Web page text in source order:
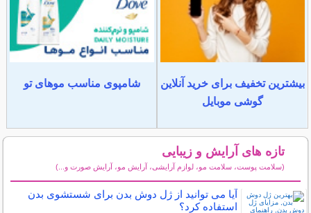
بیشترین تخفیف برای خرید آنلاین
گوشی موبایل
شامپوی مناسب موهای تو
تازه های آرایش و زیبایی
(سلامت پوست، سلامت مو، لوازم آرایشی، آرایش مو، آرایش صورت و...)
آیا می توانید از ژل دوش بدن برای شستشوی بدن
استفاده کرد؟